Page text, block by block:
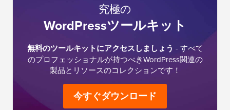
究極の
WordPressツールキット
無料のツールキットにアクセスしましょう - すべて
のプロフェッショナルが持つべきWordPress関連の
製品とリソースのコレクションです！
今すぐダウンロード